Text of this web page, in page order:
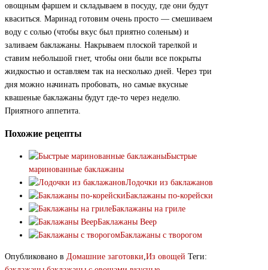
овощным фаршем и складываем в посуду, где они будут
кваситься. Маринад готовим очень просто — смешиваем
воду с солью (чтобы вкус был приятно соленым) и
заливаем баклажаны. Накрываем плоской тарелкой и
ставим небольшой гнет, чтобы они были все покрыты
жидкостью и оставляем так на несколько дней. Через три
дня можно начинать пробовать, но самые вкусные
квашеные баклажаны будут где-то через неделю.
Приятного аппетита.
Похожие рецепты
Быстрые
маринованные баклажаны
Лодочки из баклажанов
Баклажаны по-корейски
Баклажаны на гриле
Баклажаны Веер
Баклажаны с творогом
Опубликовано в Домашние заготовки,Из овощей Теги: